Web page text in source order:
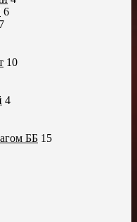
6
7
10
4
ББ 15